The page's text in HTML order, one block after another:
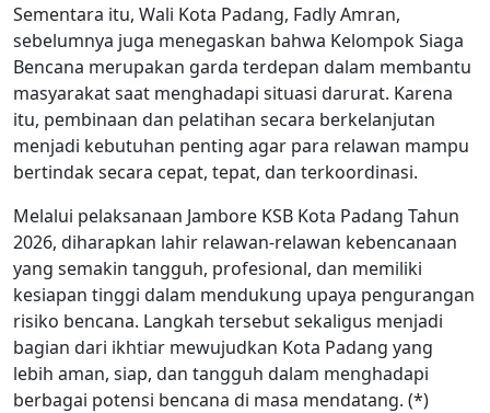
Sementara itu, Wali Kota Padang, Fadly Amran,
sebelumnya juga menegaskan bahwa Kelompok Siaga
Bencana merupakan garda terdepan dalam membantu
masyarakat saat menghadapi situasi darurat. Karena
itu, pembinaan dan pelatihan secara berkelanjutan
menjadi kebutuhan penting agar para relawan mampu
bertindak secara cepat, tepat, dan terkoordinasi.
Melalui pelaksanaan Jambore KSB Kota Padang Tahun
2026, diharapkan lahir relawan-relawan kebencanaan
yang semakin tangguh, profesional, dan memiliki
kesiapan tinggi dalam mendukung upaya pengurangan
risiko bencana. Langkah tersebut sekaligus menjadi
bagian dari ikhtiar mewujudkan Kota Padang yang
lebih aman, siap, dan tangguh dalam menghadapi
berbagai potensi bencana di masa mendatang. (*)